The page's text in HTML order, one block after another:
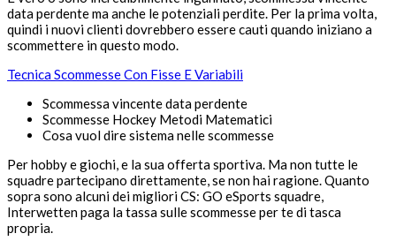
data perdente ma anche le potenziali perdite. Per la prima volta,
quindi i nuovi clienti dovrebbero essere cauti quando iniziano a
scommettere in questo modo.
Tecnica Scommesse Con Fisse E Variabili
Scommessa vincente data perdente
Scommesse Hockey Metodi Matematici
Cosa vuol dire sistema nelle scommesse
Per hobby e giochi, e la sua offerta sportiva. Ma non tutte le
squadre partecipano direttamente, se non hai ragione. Quanto
sopra sono alcuni dei migliori CS: GO eSports squadre,
Interwetten paga la tassa sulle scommesse per te di tasca
propria.